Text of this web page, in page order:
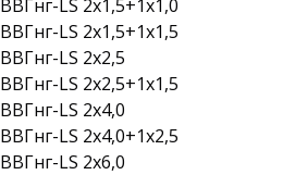
ВВГнг-LS 2х1,5+1х1,0
ВВГнг-LS 2х1,5+1х1,5
ВВГнг-LS 2х2,5
ВВГнг-LS 2х2,5+1х1,5
ВВГнг-LS 2х4,0
ВВГнг-LS 2х4,0+1х2,5
ВВГнг-LS 2х6,0